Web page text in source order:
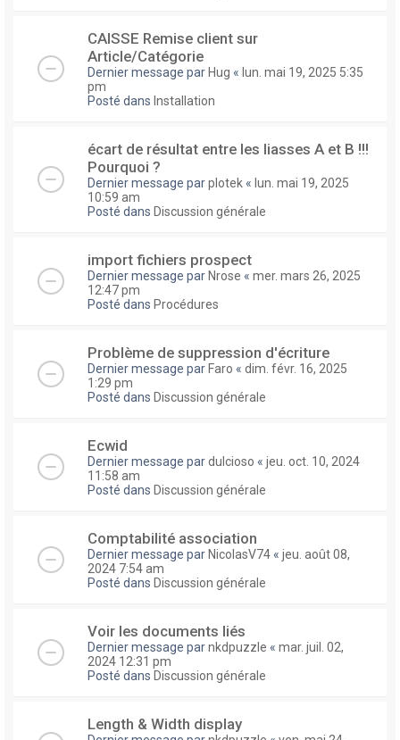
CAISSE Remise client sur
Article/Catégorie
Dernier message par Hug « lun. mai 19, 2025 5:35
pm
Posté dans Installation
écart de résultat entre les liasses A et B !!!
Pourquoi ?
Dernier message parplotek « lun. mai 19, 2025
10:59 am
Posté dans Discussion générale
import fichiers prospect
Dernier message par Nrose « mer. mars 26, 2025
12:47 pm
Posté dans Procédures
Problème de suppression d'écriture
Dernier message par Faro « dim. févr. 16, 2025
1:29 pm
Posté dans Discussion générale
Ecwid
Dernier message pardulcioso « jeu. oct. 10, 2024
11:58 am
Posté dans Discussion générale
Comptabilité association
Dernier message par NicolasV74 « jeu. août 08,
2024 7:54 am
Posté dans Discussion générale
Voir les documents liés
Dernier message parnkdpuzzle « mar. juil. 02,
2024 12:31 pm
Posté dans Discussion générale
Length & Width display